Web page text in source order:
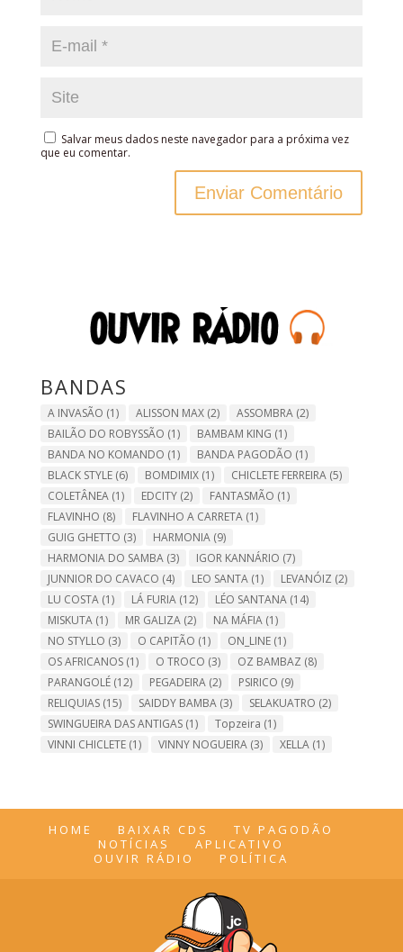
Salvar meus dados neste navegador para a próxima vez
que eu comentar.
BANDAS
A INVASÃO (1) ALISSON MAX(2) ASSOMBRA(2)
BAILÃO DO ROBYSSÃO (1) BAMBAM KING (1)
BANDA NO KOMANDO (1) BANDA PAGODÃO (1)
BLACK STYLE(6) BOMDIMIX(1) CHICLETE FERREIRA(5)
COLETÂNEA(1) EDCITY(2) FANTASMÃO (1)
FLAVINHO (8) FLAVINHO A CARRETA(1)
GUIG GHETTO (3) HARMONIA(9)
HARMONIA DO SAMBA(3) IGOR KANNÁRIO (7)
JUNNIOR DO CAVACO (4) LEO SANTA(1) LEVANÓIZ (2)
LU COSTA(1) LÁ FURIA(12) LÉO SANTANA(14)
MISKUTA(1) MR GALIZA(2) NA MÁFIA(1)
NO STYLLO (3) O CAPITÃO (1) ON_LINE(1)
OS AFRICANOS(1) O TROCO (3) OZ BAMBAZ (8)
PARANGOLÉ(12) PEGADEIRA(2) PSIRICO (9)
RELIQUIAS(15) SAIDDY BAMBA(3) SELAKUATRO (2)
SWINGUEIRA DAS ANTIGAS(1) Topzeira (1)
VINNI CHICLETE(1) VINNY NOGUEIRA(3) XELLA(1)
HOME BAIXAR CDS
TV PAGODÃO
NOTÍCIAS
APLICATIVO
OUVIR RÁDIO
POLÍTICA